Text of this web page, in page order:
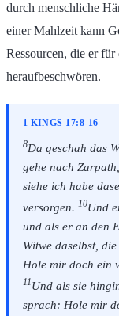
durch menschliche
einer Mahlzeit kann
Ressourcen, die er
heraufbeschwören.
1 KINGS 17:8-16
8Da geschah das
gehe nach
siehe ich habe
versorgen. 10Und
und als er an den
Witwe daselbst,
Hole mir doch ein
11Und als sie
sprach: Hole mir